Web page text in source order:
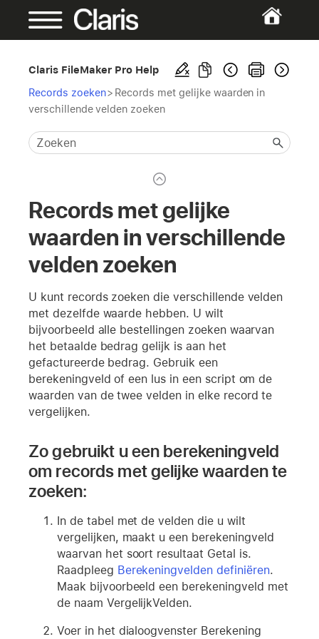
Claris FileMaker Pro Help
Records zoeken> Records met gelijke waarden in
verschillende velden zoeken
Records met gelijke
waarden in verschillende
velden zoeken
U kunt records zoeken die verschillende velden
met dezelfde waarde hebben. U wilt
bijvoorbeeld alle bestellingen zoeken waarvan
het betaalde bedrag gelijk is aan het
gefactureerde bedrag. Gebruik een
berekeningveld of een lus in een script om de
waarden van de twee velden in elke record te
vergelijken.
Zo gebruikt u een berekeningveld
om records met gelijke waarden te
zoeken:
In de tabel met de velden die u wilt
vergelijken, maakt u een berekeningveld
waarvan het soort resultaat Getal is.
Raadpleeg Berekeningvelden definiëren.
Maak bijvoorbeeld een berekeningveld met
de naam VergelijkVelden.
Voer in het dialoogvenster Berekening